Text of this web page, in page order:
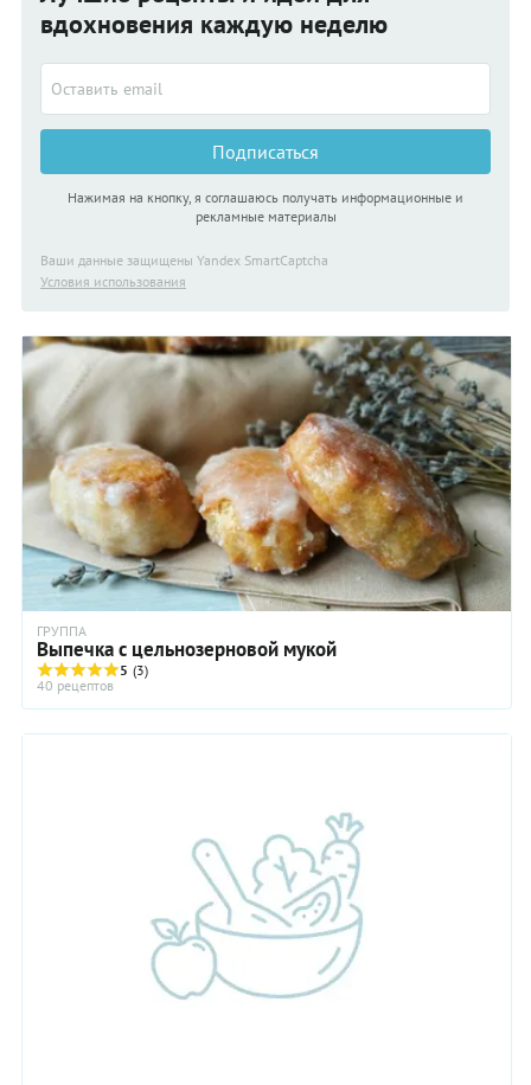
вдохновения каждую неделю
Подписаться
Нажимая на кнопку, я соглашаюсь получать информационные и
рекламные материалы
Ваши данные защищены Yandex SmartCaptcha
Условия использования
ГРУППА
Выпечка с цельнозерновой мукой
5 (3)
40 рецептов